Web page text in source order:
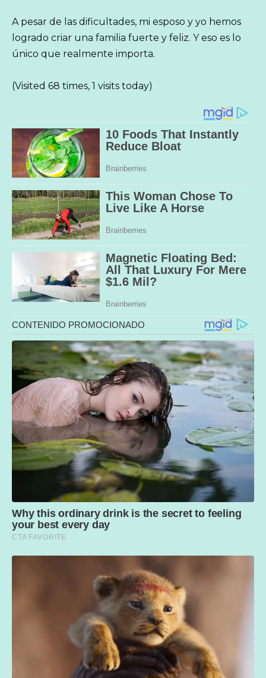
A pesar de las dificultades, mi esposo y yo hemos
logrado criar una familia fuerte y feliz. Y eso es lo
único que realmente importa.
(Visited 68 times, 1 visits today)